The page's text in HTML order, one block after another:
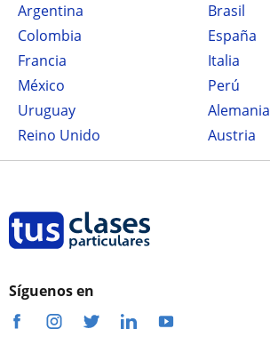
Argentina
Brasil
Colombia
España
Francia
Italia
México
Perú
Uruguay
Alemania
Reino Unido
Austria
Síguenos en